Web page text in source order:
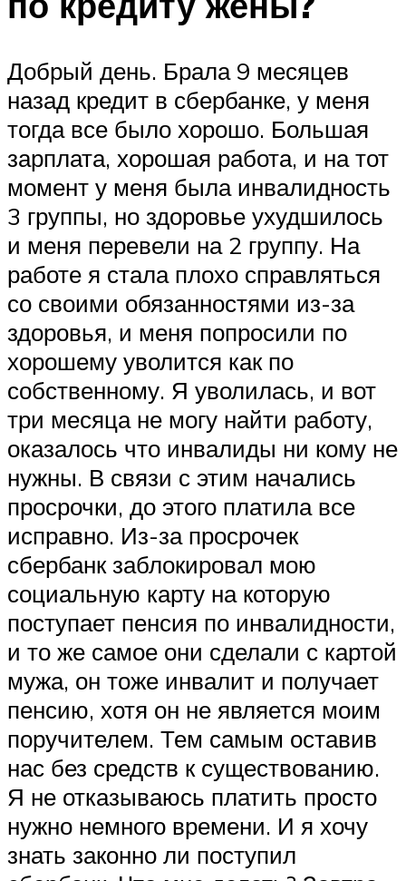
Добрый день. Брала 9 месяцев
назад кредит в сбербанке, у меня
тогда все было хорошо. Большая
зарплата, хорошая работа, и на тот
момент у меня была инвалидность
3 группы, но здоровье ухудшилось
и меня перевели на 2 группу. На
работе я стала плохо справляться
со своими обязанностями из-за
здоровья, и меня попросили по
хорошему уволится как по
собственному. Я уволилась, и вот
три месяца не могу найти работу,
оказалось что инвалиды ни кому не
нужны. В связи с этим начались
просрочки, до этого платила все
исправно. Из-за просрочек
сбербанк заблокировал мою
социальную карту на которую
поступает пенсия по инвалидности,
и то же самое они сделали с картой
мужа, он тоже инвалит и получает
пенсию, хотя он не является моим
поручителем. Тем самым оставив
нас без средств к существованию.
Я не отказываюсь платить просто
нужно немного времени. И я хочу
знать законно ли поступил